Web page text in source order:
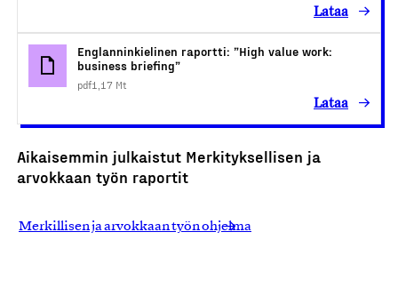
Lataa
Englanninkielinen raportti: ”High value work:
business briefing”
pdf1,17 Mt
Lataa
Aikaisemmin julkaistut Merkityksellisen ja
arvokkaan työn raportit
Merkillisen ja arvokkaan työn ohjelma